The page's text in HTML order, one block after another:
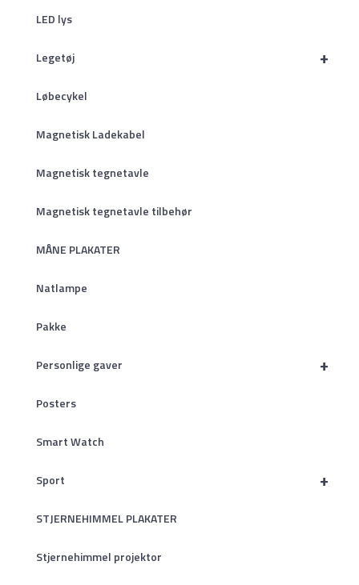
LED lys
+
Legetøj
Løbecykel
Magnetisk Ladekabel
Magnetisk tegnetavle
Magnetisk tegnetavle tilbehør
MÅNE PLAKATER
Natlampe
Pakke
+
Personlige gaver
Posters
Smart Watch
+
Sport
STJERNEHIMMEL PLAKATER
Stjernehimmel projektor